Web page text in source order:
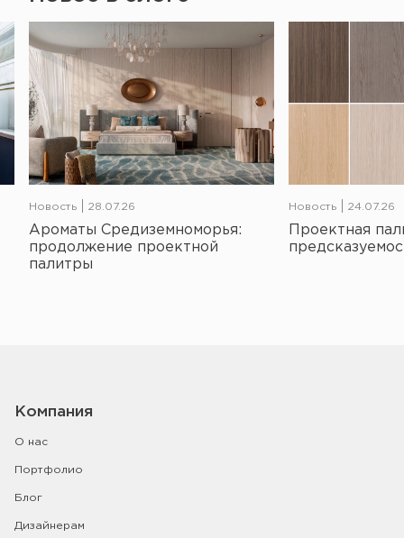
Новость 28.07.26
Ароматы Средиземноморья:
продолжение проектной
палитры
Новость 24.07.26
Проектная
Компания
О нас
Портфолио
Блог
Дизайнерам